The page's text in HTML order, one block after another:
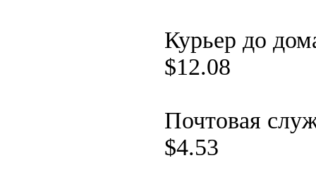
Курьер до
$12.08
Почтовая
$4.53